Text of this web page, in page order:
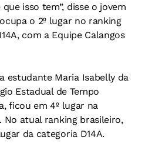
isso tem”, disse o jovem
o 2º lugar no ranking
com a Equipe Calangos
estudante Maria Isabelly da
Estadual de Tempo
ficou em 4º lugar na
No atual ranking brasileiro,
da categoria D14A.